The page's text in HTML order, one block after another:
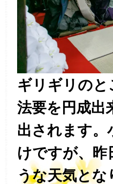
ギリギリのと
法要を円成出
出されます。
けですが、昨
うな天気と